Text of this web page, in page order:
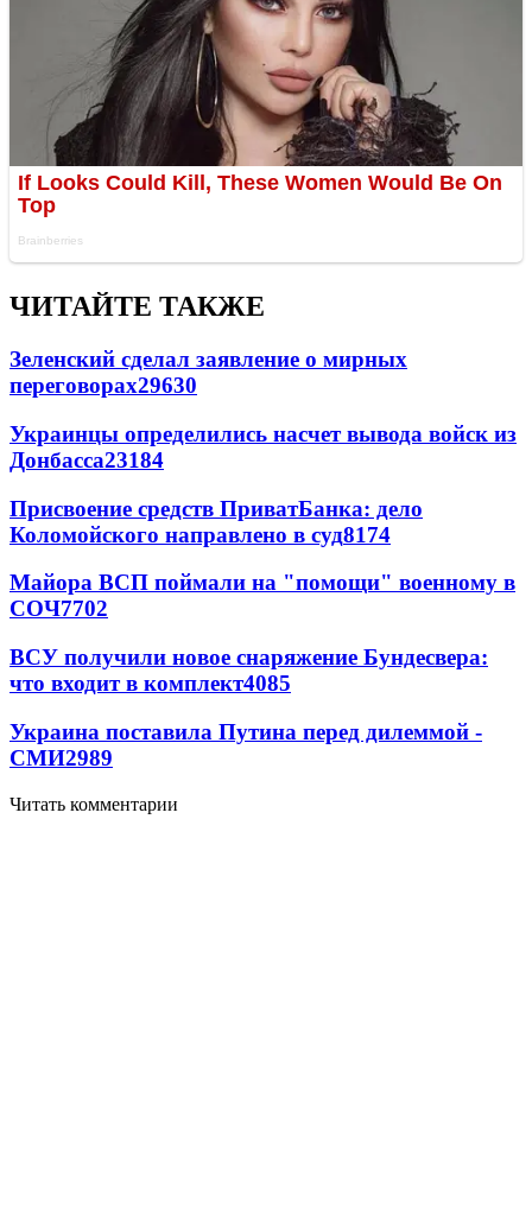
ЧИТАЙТЕ ТАКЖЕ
Зеленский сделал заявление о мирных
переговорах29630
Украинцы определились насчет вывода войск из
Донбасса23184
Присвоение средств ПриватБанка: дело
Коломойского направлено в суд8174
Майора ВСП поймали на "помощи" военному в
СОЧ7702
ВСУ получили новое снаряжение Бундесвера:
что входит в комплект4085
Украина поставила Путина перед дилеммой -
СМИ2989
Читать комментарии